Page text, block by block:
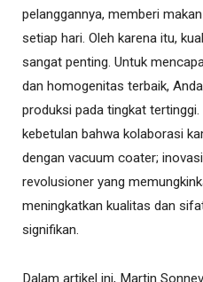
pelanggannya, memberi
setiap hari. Oleh karena itu,
sangat penting. Untuk
dan homogenitas terbaik,
produksi pada tingkat tertinggi.
kebetulan bahwa kolaborasi
dengan vacuum coater;
revolusioner yang
meningkatkan kualitas dan
signifikan.
Dalam artikel ini, Martin